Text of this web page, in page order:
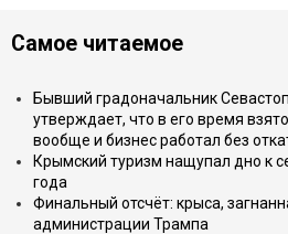
Самое читаемое
Бывший градоначальник
утверждает, что в его время
вообще и бизнес работал без
Крымский туризм нащупал дно к
года
Финальный отсчёт: крыса,
администрации Трампа